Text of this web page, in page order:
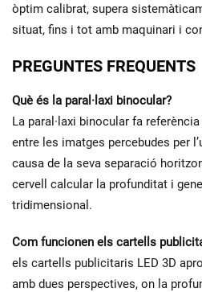
òptim calibrat, supera
situat, fins i tot amb maquinari i
PREGUNTES FREQUENTS
Què és la paral·laxi binocular?
La paral·laxi binocular fa
entre les imatges percebudes per
causa de la seva separació
cervell calcular la profunditat i
tridimensional.
Com funcionen els cartells
els cartells publicitaris LED 3D
amb dues perspectives, on la